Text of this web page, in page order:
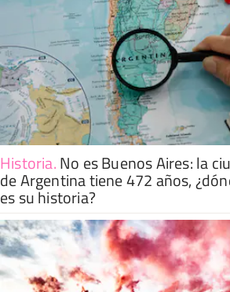
Historia.No es Buenos Aires: la
de Argentina tiene 472 años,
es su historia?